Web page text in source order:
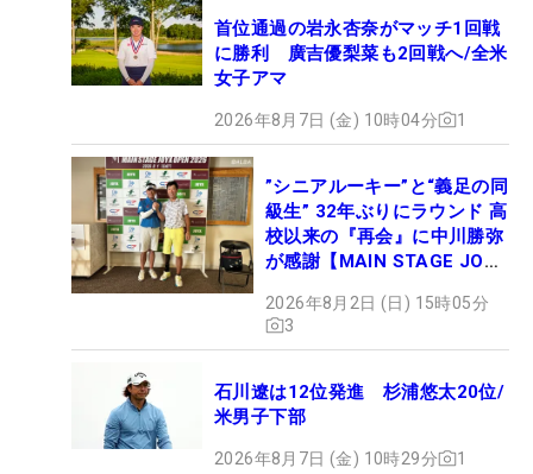
首位通過の岩永杏奈がマッチ1回戦
に勝利 廣吉優梨菜も2回戦へ/全米
女子アマ
2026年8月7日 (金) 10時04分 1
”シニアルーキー”と“義足の同
級生” 32年ぶりにラウンド 高
校以来の『再会』に中川勝弥
が感謝【MAIN STAGE JOYX
2026年8月2日 (日) 15時05分
3
石川遼は12位発進 杉浦悠太20位/
米男子下部
2026年8月7日 (金) 10時29分 1